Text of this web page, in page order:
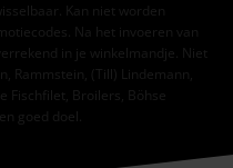
Kan niet worden
Na het invoeren van
in je winkelmandje. Niet
Rammstein, (Till) Lindemann,
Fischfilet, Broilers, Böhse
goed doel.